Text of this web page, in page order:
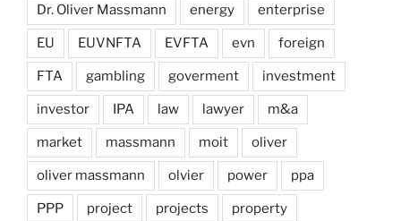
Dr. Oliver Massmann energy enterprise
EU EUVNFTA EVFTA evn foreign
FTA gambling goverment investment
investor IPA law lawyer m&a
market massmann moit oliver
oliver massmann olvier power ppa
PPP project projects property